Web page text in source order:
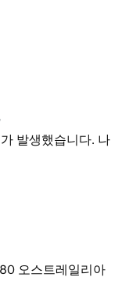
저녁 메뉴는 끊임
마치 돈을 찍어내
건강하고 질 좋은
역 사회를 풍요롭
비 교육 그리고 나
체 의식을 함양하
발생했습니다. 나
오스트레일리아